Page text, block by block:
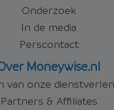
Onderzoek
In de media
Perscontact
Moneywise.nl
van onze
Partners & Affiliates